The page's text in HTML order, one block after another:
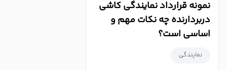
نمونه قرارداد نمایندگی کاشی
دربردارنده چه نکات مهم و
اساسی است؟
نمایندگی